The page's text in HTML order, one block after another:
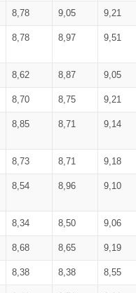
8,78 9,05 9,21
8,78 8,97 9,51
8,62 8,87 9,05
8,70 8,75 9,21
8,85 8,71 9,14
8,73 8,71 9,18
8,54 8,96 9,10
8,34 8,50 9,06
8,68 8,65 9,19
8,38 8,38 8,55